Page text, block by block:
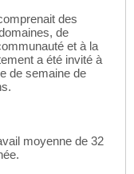
des
de
et à la
a été invité à
de semaine de
moyenne de 32